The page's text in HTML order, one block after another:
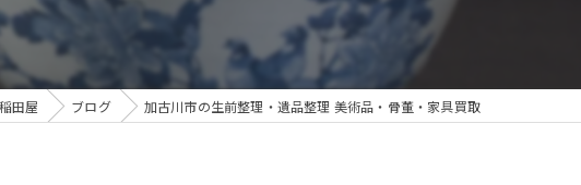
理
田屋 ブログ 加古川市の生前整理・遺品整理 美術品・骨董・家具買取